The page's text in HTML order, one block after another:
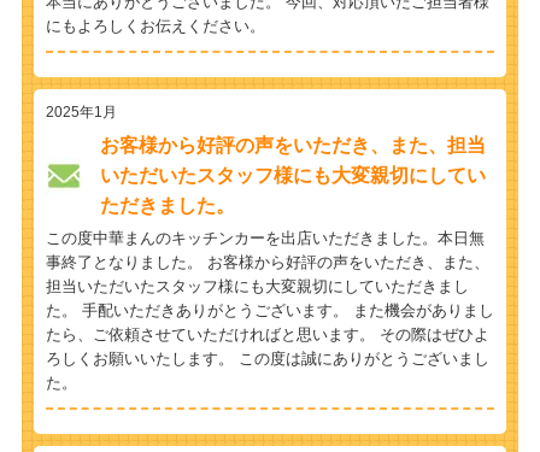
にもよろしくお伝えください。
2025年1月
お客様から好評の声をいただき、また、担当
いただいたスタッフ様にも大変親切にしてい
ただきました。
この度中華まんのキッチンカーを出店いただきました。本日無
事終了となりました。 お客様から好評の声をいただき、また、
担当いただいたスタッフ様にも大変親切にしていただきまし
た。 手配いただきありがとうございます。 また機会がありまし
たら、ご依頼させていただければと思います。 その際はぜひよ
ろしくお願いいたします。 この度は誠にありがとうございまし
た。